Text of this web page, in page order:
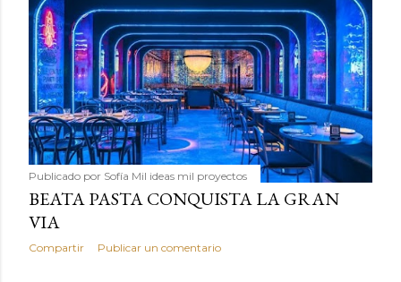
Publicado por Sofía Mil ideas mil proyectos
BEATA PASTA CONQUISTA LA GRAN
VIA
Compartir Publicar un comentario